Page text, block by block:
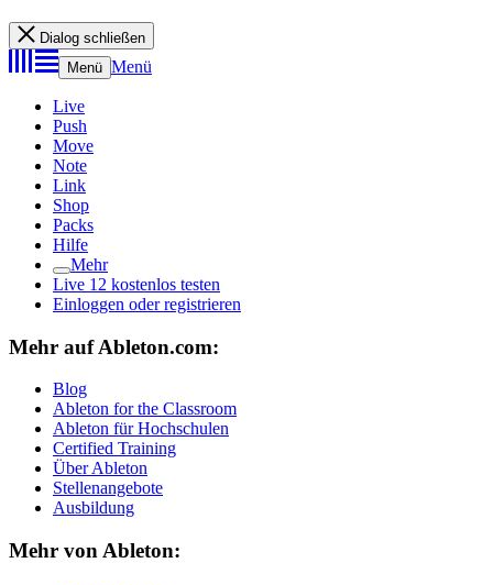
Dialog schließen
Menü Menü
Live
Push
Move
Note
Link
Shop
Packs
Hilfe
Mehr
Live 12 kostenlos testen
Einloggen oder registrieren
Mehr auf Ableton.com:
Blog
Ableton for the Classroom
Ableton für Hochschulen
Certified Training
Über Ableton
Stellenangebote
Ausbildung
Mehr von Ableton: